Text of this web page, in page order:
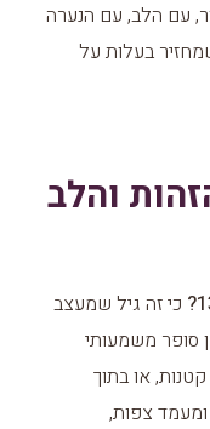
עם הלב, עם הנערה
בעלות על
והלב
כי זה גיל שמעצב
סופר משמעותי
או בתוך
צפות,